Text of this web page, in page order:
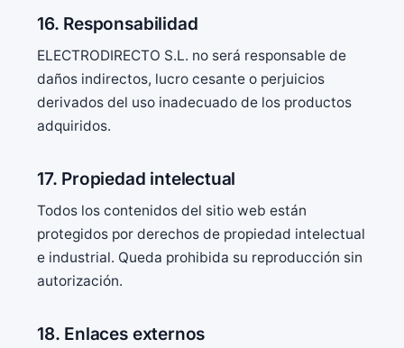
16. Responsabilidad
ELECTRODIRECTO S.L. no será responsable de
daños indirectos, lucro cesante o perjuicios
derivados del uso inadecuado de los productos
adquiridos.
17. Propiedad intelectual
Todos los contenidos del sitio web están
protegidos por derechos de propiedad intelectual
e industrial. Queda prohibida su reproducción sin
autorización.
18. Enlaces externos